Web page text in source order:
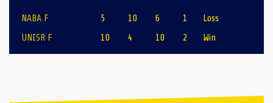
NABA F 5 10 6 1
Loss
UNISR F
10 4 10 2 Win